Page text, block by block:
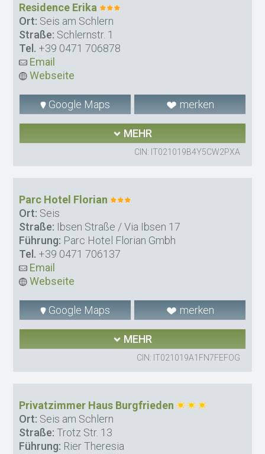
Residence Erika
Ort: Seis am Schlern
Straße: Schlernstr. 1
Tel. +39 0471 706878
Email
Webseite
Google Maps merken
MEHR
CIN: IT021019B4Y5CW2PXA
Parc Hotel Florian
Ort: Seis
Straße: Ibsen Straße / Via Ibsen 17
Führung: Parc Hotel Florian Gmbh
Tel. +39 0471 706137
Email
Webseite
Google Maps merken
MEHR
CIN: IT021019A1FN7FEFOG
Privatzimmer Haus Burgfrieden
Ort: Seis am Schlern
Straße: Trotz Str. 13
Führung: Rier Theresia